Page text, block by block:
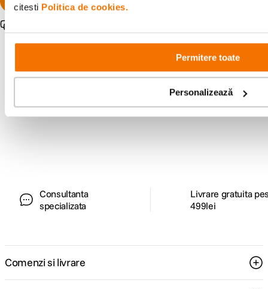
citesti Politica de cookies.
Permitere toate
Personalizează
Alatura-te comunitatii creatorilor
Descopera inspiratie, recomandari utile,
Consultanta
specializata
Livrare gratuita
499lei
Comenzi si livrare